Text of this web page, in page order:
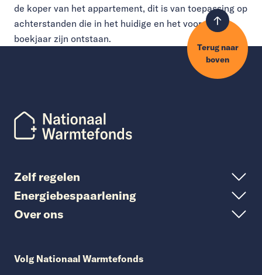
de koper van het appartement, dit is van toepassing op
achterstanden die in het huidige en het voorgaande
boekjaar zijn ontstaan.
Terug naar
boven
Zelf regelen
Energiebespaarlening
Over ons
Volg Nationaal Warmtefonds